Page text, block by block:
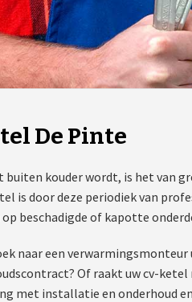
De Pinte
buiten kouder wordt, is het van
is door deze periodiek van
beschadigde of kapotte
naar een
Of raakt uw cv-
met installatie en onderhoud